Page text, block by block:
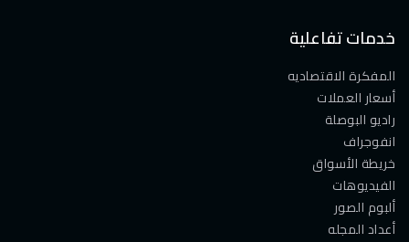
خدمات تفاعلية
المفكرة الاقتصاديه
أسعار العملات
راديو البوصلة
انفوجراف
خريطة الأسواق
الفيديوهات
ألبوم الصور
أعداد المجله